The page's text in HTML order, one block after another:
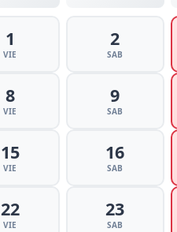
1
VIE
2
SAB
8
VIE
9
SAB
15
VIE
16
SAB
22
VIE
23
SAB